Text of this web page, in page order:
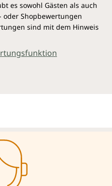
es sowohl Gästen als auch
oder Shopbewertungen
sind mit dem Hinweis